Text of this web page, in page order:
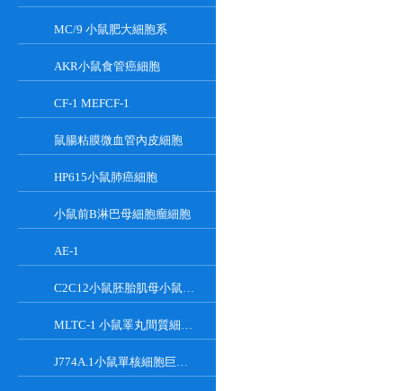
MC/9 小鼠肥大細胞系
AKR小鼠食管癌細胞
CF-1 MEFCF-1
鼠腸粘膜微血管內皮細胞
HP615小鼠肺癌細胞
小鼠前B淋巴母細胞瘤細胞
AE-1
C2C12小鼠胚胎肌母小鼠胚胎肌母細胞
MLTC-1 小鼠睪丸間質細胞瘤細胞系
J774A.1小鼠單核細胞巨噬細胞